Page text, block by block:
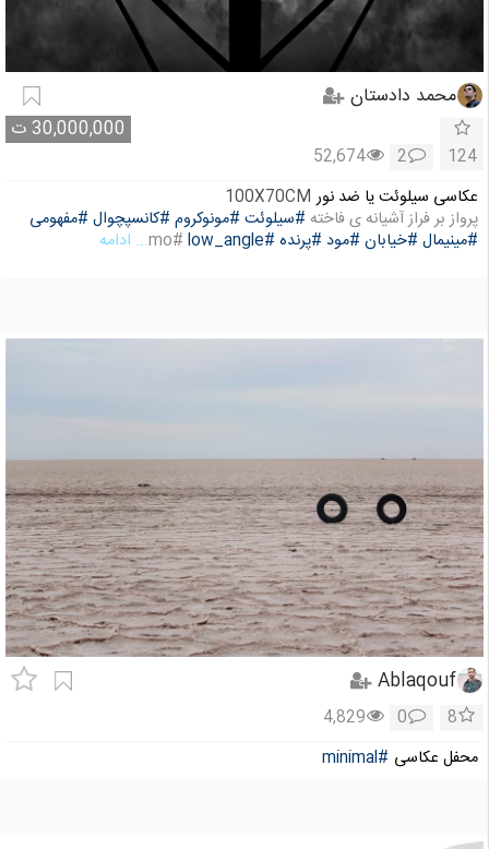
محمد دادستان
30,000,000ت
124
2
52,674
عکاسی سیلوئت یا ضد نور 100X70CM
پرواز بر فراز آشیانه ی فاخته #سیلوئت #مونوکروم #کانسپچوال #مفهومی
#مینیمال #خیابان #مود #پرنده #low_angle
#mo ... ادامه
Ablaqouf
8
0
4,829
محفل عکاسی #minimal